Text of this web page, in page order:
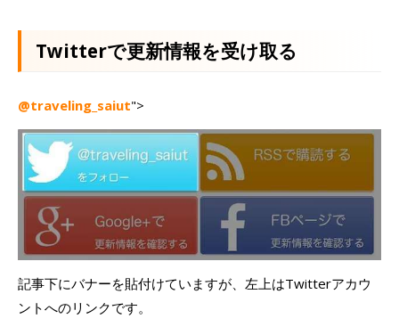
Twitterで更新情報を受け取る
@traveling_saiut">
記事下にバナーを貼付けていますが、左上はTwitterアカウ
ントへのリンクです。